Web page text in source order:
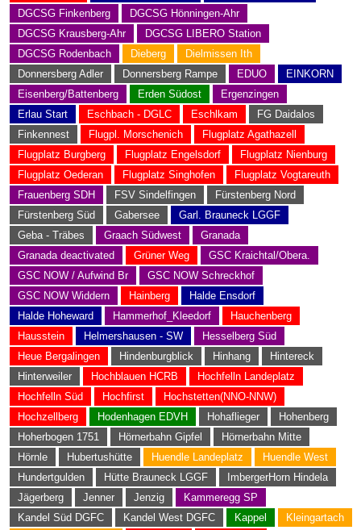
DGCSG Finkenberg
DGCSG Hönningen-Ahr
DGCSG Krausberg-Ahr
DGCSG LIBERO Station
DGCSG Rodenbach
Dieberg
Dielmissen Ith
Donnersberg Adler
Donnersberg Rampe EDUO
EINKORN
Eisenberg/Battenberg
Erden Südost
Ergenzingen
Erlau Start
Eschbach - DGLC Eschlkam
FG Daidalos
Finkennest
Flugpl. Morschenich
Flugplatz Agathazell
Flugplatz Burgberg
Flugplatz Engelsdorf
Flugplatz Nienburg
Flugplatz Oederan
Flugplatz Singhofen
Flugplatz Vogtareuth
Frauenberg SDH
FSV Sindelfingen
Fürstenberg Nord
Fürstenberg Süd
Gabersee
Garl. Brauneck LGGF
Geba - Träbes
Graach Südwest
Granada
Granada deactivated
Grüner Weg
GSC Kraichtal/Obera.
GSC NOW / Aufwind Br
GSC NOW Schreckhof
GSC NOW Widdern
Hainberg
Halde Ensdorf
Halde Hoheward
Hammerhof_Kleedorf
Hauchenberg
Hausstein
Helmershausen - SW
Hesselberg Süd
Heue Bergalingen
Hindenburgblick Hinhang
Hintereck
Hinterweiler
Hochblauen HCRB
Hochfelln Landeplatz
Hochfelln Süd
Hochfirst
Hochstetten(NNO-NNW)
Hochzellberg
Hodenhagen EDVH Hohaflieger
Hohenberg
Hoherbogen 1751
Hörnerbahn Gipfel
Hörnerbahn Mitte
Hörnle
Hubertushütte Huendle Landeplatz
Huendle West
Hundertgulden
Hütte Brauneck LGGF
ImbergerHorn Hindela
Jägerberg
Jenner Jenzig
Kammeregg SP
Kandel Süd DGFC
Kandel West DGFC Kappel
Kleingartach